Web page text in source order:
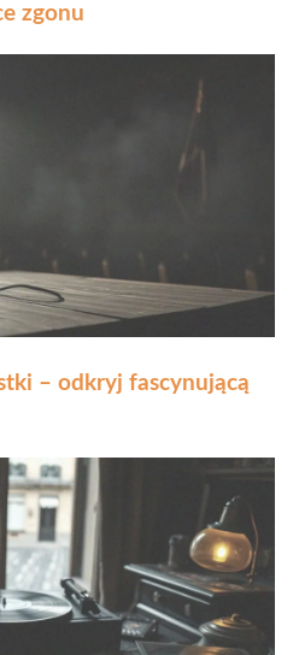
zgonu
– odkryj fascynującą